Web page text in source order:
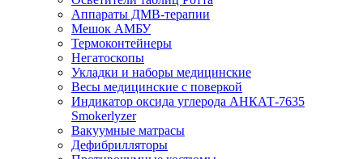
Аппараты ДМВ-терапии
Мешок АМБУ
Термоконтейнеры
Негатоскопы
Укладки и наборы медицинские
Весы медицинские с поверкой
Индикатор оксида углерода АНКАТ-7635
Smokerlyzer
Вакуумные матрасы
Дефибрилляторы